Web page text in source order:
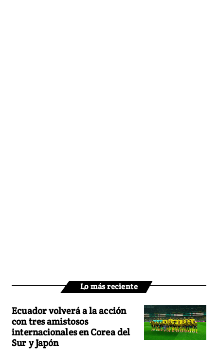
Lo más reciente
Ecuador volverá a la acción
con tres amistosos
internacionales en Corea del
Sur y Japón